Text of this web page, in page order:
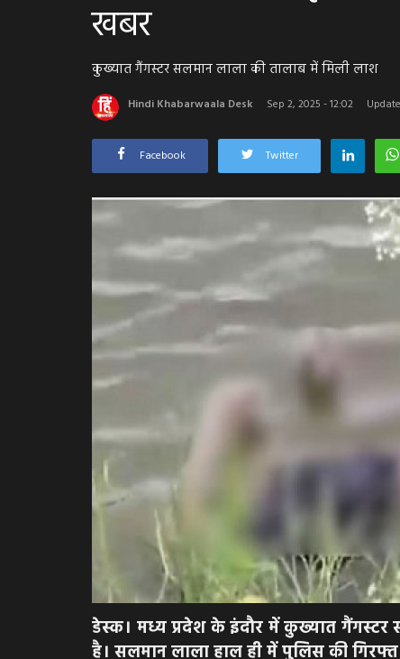
खबर
कुख्यात गैंगस्टर सलमान लाला की तालाब में मिली लाश
Hindi Khabarwaala Desk Sep 2, 2025 - 12:02
Facebook Twitter
डेस्क। मध्य प्रदेश के इंदौर में कुख्यात
है। सलमान लाला हाल ही में पुलिस की